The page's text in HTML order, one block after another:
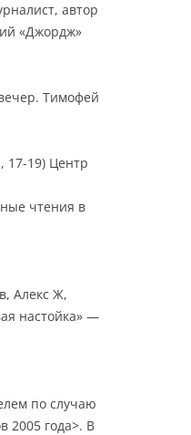
автор
«Джордж»
Тимофей
17-19) Центр
чтения в
Алекс Ж,
настойка» —
по случаю
2005 года>. В